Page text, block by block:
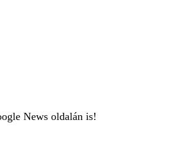
News oldalán is!